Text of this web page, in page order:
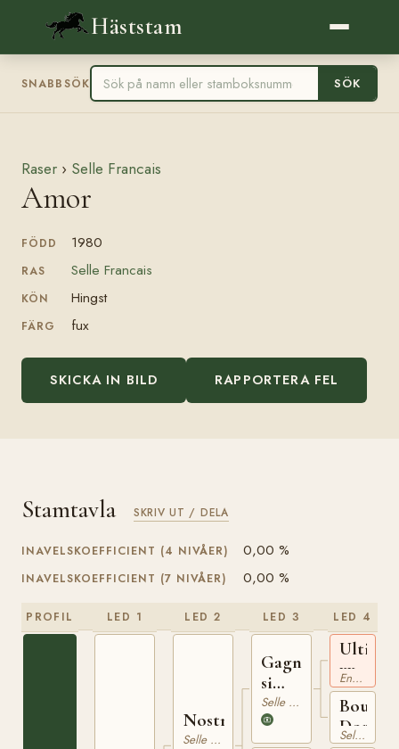
Häststam
SNABBSÖK SÖK
Raser › Selle Francais
Amor
FÖDD 1980
RAS Selle Francais
KÖN Hingst
FÄRG fux
SKICKA IN BILD RAPPORTERA FEL
Stamtavla SKRIV UT / DELA
INAVELSKOEFFICIENT (4 NIVÅER) 0,00 %
INAVELSKOEFFICIENT (7 NIVÅER) 0,00 %
PROFIL LED 1 LED 2
Nostradamus
Selle Francais
LED 3
Gagne
si
Peu Selle Francais
LED 4
xxEngelskt Fullblod
Boucle
Dor
Selle Francais